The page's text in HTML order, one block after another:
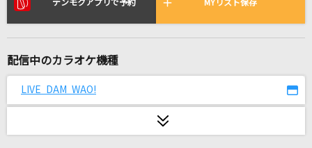
月を見ていた(ビデオクリップバージョン)
丸の内サディスティック
デンモクアプリで予約 MYリスト保存
配信中のカラオケ機種
LIVE DAM WAO!